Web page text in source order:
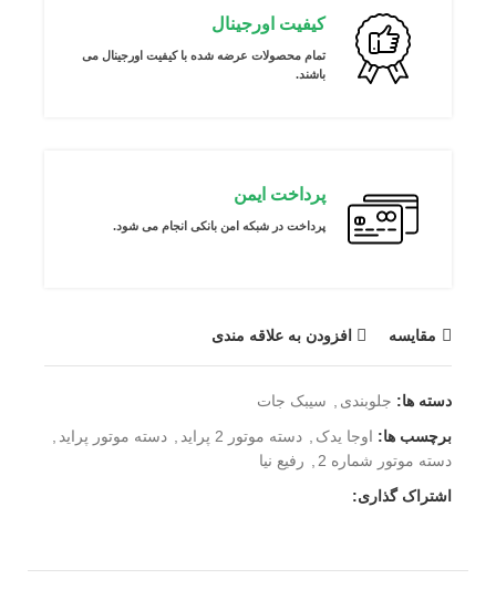
کیفیت اورجینال
تمام محصولات عرضه شده با کیفیت اورجینال می
باشند.
پرداخت ایمن
پرداخت در شبکه امن بانکی انجام می شود.
مقايسه افزودن به علاقه مندی
دسته ها: جلوبندی
سیبک جات
برچسب ها: اوجا یدک دسته موتور 2 پراید دسته موتور پراید
دسته موتور شماره 2
رفیع نیا
اشتراک گذاری: